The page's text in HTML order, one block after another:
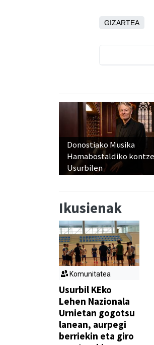
GIZARTEA
Donostiako Musika
Hamabostaldiko
Usurbilen
Ikusienak
Komunitatea
Usurbil KEko
Lehen Nazionala
Urnietan gogotsu
lanean, aurpegi
berriekin eta giro